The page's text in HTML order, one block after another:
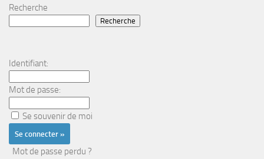
Recherche
Recherche
Identifiant:
Mot de passe:
Se souvenir de moi
Mot de passe perdu ?